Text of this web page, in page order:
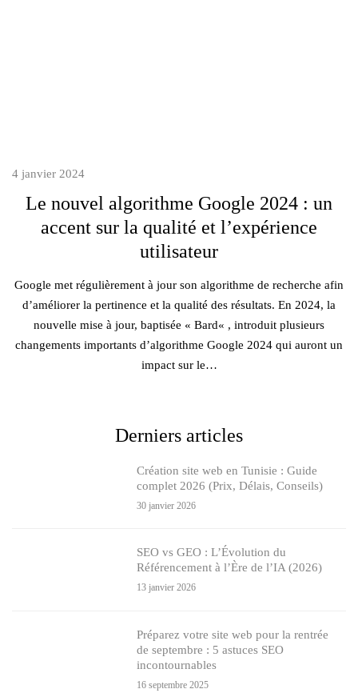
4 janvier 2024
Le nouvel algorithme Google 2024 : un
accent sur la qualité et l’expérience
utilisateur
Google met régulièrement à jour son algorithme de recherche afin
d’améliorer la pertinence et la qualité des résultats. En 2024, la
nouvelle mise à jour, baptisée « Bard« , introduit plusieurs
changements importants d’algorithme Google 2024 qui auront un
impact sur le…
Derniers articles
Création site web en Tunisie : Guide
complet 2026 (Prix, Délais, Conseils)
30 janvier 2026
SEO vs GEO : L’Évolution du
Référencement à l’Ère de l’IA (2026)
13 janvier 2026
Préparez votre site web pour la rentrée
de septembre : 5 astuces SEO
incontournables
16 septembre 2025